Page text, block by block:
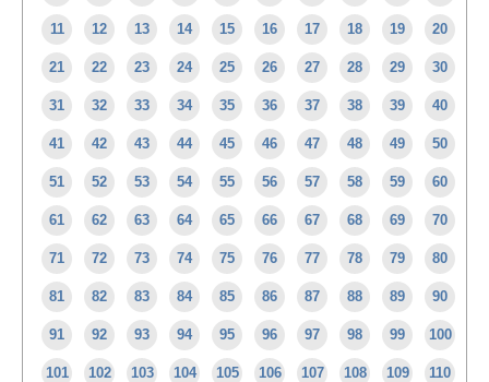
11 12 13 14 15 16 17 18 19 20
21 22 23 24 25 26 27 28 29 30
31 32 33 34 35 36 37 38 39 40
41 42 43 44 45 46 47 48 49 50
51 52 53 54 55 56 57 58 59 60
61 62 63 64 65 66 67 68 69 70
71 72 73 74 75 76 77 78 79 80
81 82 83 84 85 86 87 88 89 90
91 92 93 94 95 96 97 98 99 100
101 102 103 104 105 106 107 108 109 110